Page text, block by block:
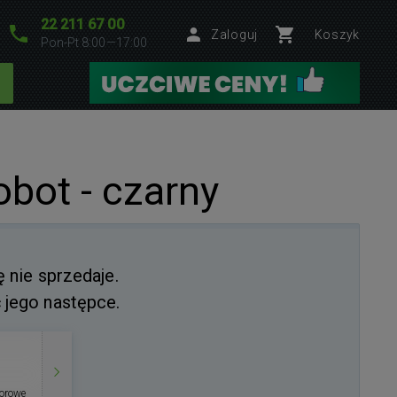
22 211 67 00
Pon-Pt 8:00—17:00
Zaloguj Koszyk
- czarny
nie sprzedaje.
następce.